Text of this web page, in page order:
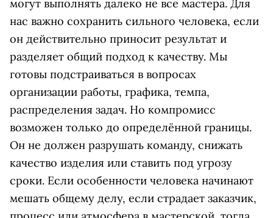
могут выполнять далеко не все мастера. Для
нас важно сохранить сильного человека, если
он действительно приносит результат и
разделяет общий подход к качеству. Мы
готовы подстраиваться в вопросах
организации работы, графика, темпа,
распределения задач. Но компромисс
возможен только до определённой границы.
Он не должен разрушать команду, снижать
качество изделия или ставить под угрозу
сроки. Если особенности человека начинают
мешать общему делу, если страдает заказчик,